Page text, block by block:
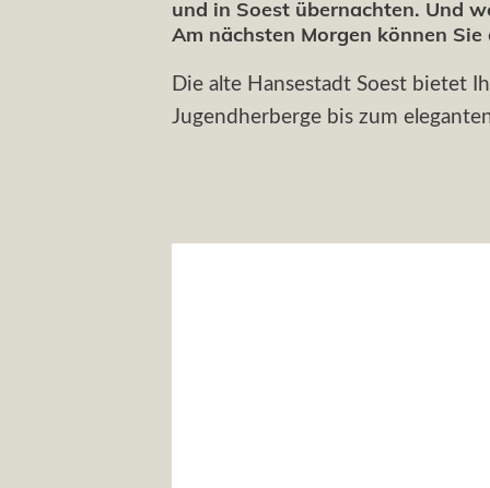
und in Soest übernachten. Und
Am nächsten Morgen können
Die alte Hansestadt Soest bietet
Jugendherberge bis zum